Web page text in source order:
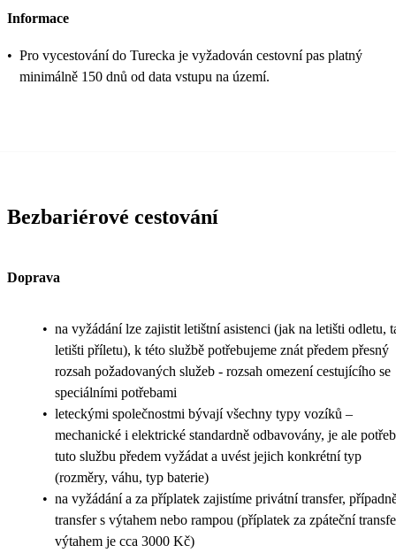
Informace
• Pro vycestování do Turecka je vyžadován cestovní pas platný
minimálně 150 dnů od data vstupu na území.
Bezbariérové cestování
Doprava
• na vyžádání lze zajistit letištní asistenci (jak na letišti odletu,
letišti příletu), k této službě potřebujeme znát předem přesný
rozsah požadovaných služeb - rozsah omezení cestujícího se
speciálními potřebami
• leteckými společnostmi bývají všechny typy vozíků –
mechanické i elektrické standardně odbavovány, je ale
tuto službu předem vyžádat a uvést jejich konkrétní typ
(rozměry, váhu, typ baterie)
• na vyžádání a za příplatek zajistíme privátní transfer,
transfer s výtahem nebo rampou (příplatek za zpáteční
výtahem je cca 3000 Kč)